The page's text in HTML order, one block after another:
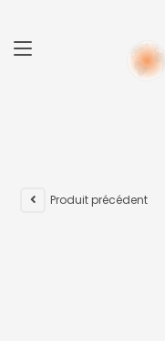
Produit précédent